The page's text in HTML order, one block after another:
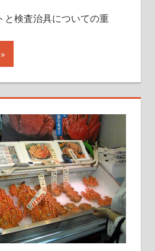
と検査治具についての重